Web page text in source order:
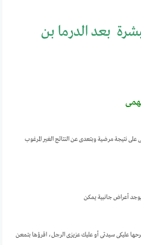
بعد الدرما بن
نتيجة مرضية وبتعدى عن النتائج الغير المرغوب
يوجد أعراض جانبية يمكن
عليكى سيدتى أو عليك عزيزى الرجل، اقرؤها بتمعن